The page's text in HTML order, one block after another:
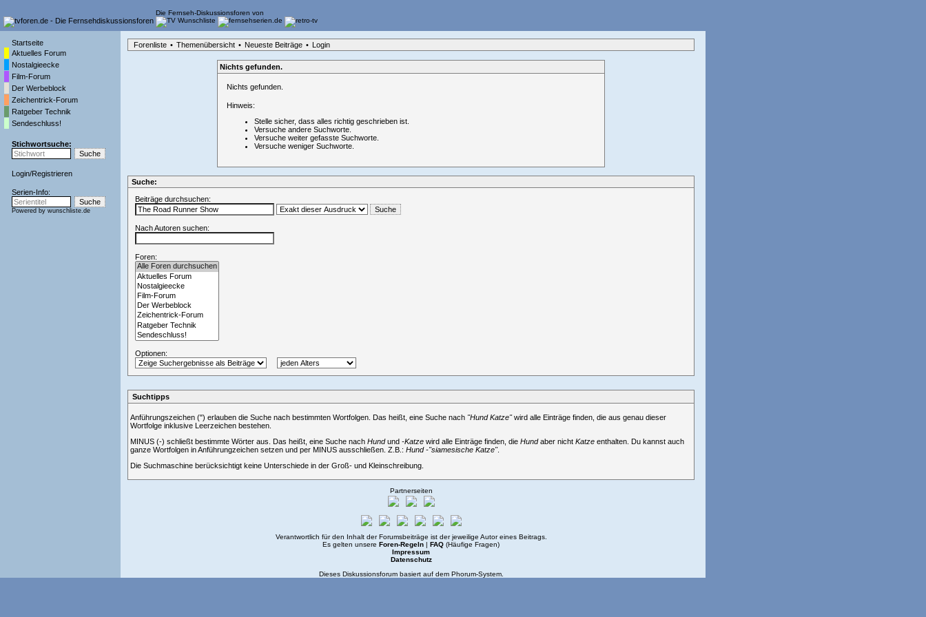
Die Fernseh-Diskussionsforen von
Startseite
Aktuelles Forum
Nostalgieecke
Film-Forum
Der Werbeblock
Zeichentrick-Forum
Ratgeber Technik
Sendeschluss!
Stichwortsuche:
Login/Registrieren
Serien-Info:
Powered by wunschliste.de
Forenliste • Themenübersicht • Neueste Beiträge • Login
Nichts gefunden.
Nichts gefunden.
Hinweis:
Stelle sicher, dass alles richtig geschrieben ist.
Versuche andere Suchworte.
Versuche weiter gefasste Suchworte.
Versuche weniger Suchworte.
Suche:
Beiträge durchsuchen:
Nach Autoren suchen:
Foren:
Optionen:
Suchtipps
Anführungszeichen (") erlauben die Suche nach bestimmten Wortfolgen. Das heißt, eine Suche nach "Hund Katze"wird alle Einträge finden, die aus genau dieser
Wortfolge inklusive Leerzeichen bestehen.
MINUS (-) schließt bestimmte Wörter aus. Das heißt, eine Suche nach Hundund -Katze wird alle Einträge finden, die Hundaber nicht Katze enthalten. Du kannst auch
ganze Wortfolgen in Anführungzeichen setzen und per MINUS ausschließen. Z.B.: Hund -"siamesische Katze".
Die Suchmaschine berücksichtigt keine Unterschiede in der Groß- und Kleinschreibung.
Partnerseiten
Verantwortlich für den Inhalt der Forumsbeiträge ist der jeweilige Autor eines Beitrags.
Es gelten unsere Foren-Regeln FAQ (Häufige Fragen)
Impressum
Datenschutz
Dieses Diskussionsforum basiert auf dem Phorum-System.